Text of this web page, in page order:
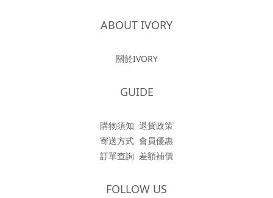
ABOUT IVORY
關於IVORY
GUIDE
購物須知 退貨政策
寄送方式 會員優惠
訂單查詢 差額補價
FOLLOW US